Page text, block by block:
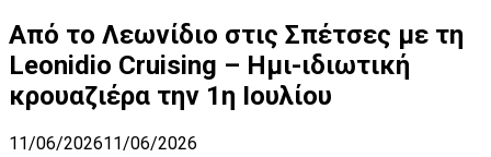
Από το Λεωνίδιο στις Σπέτσες με τη
Leonidio Cruising – Ημι-ιδιωτική
κρουαζιέρα την 1η Ιουλίου
11/06/202611/06/2026